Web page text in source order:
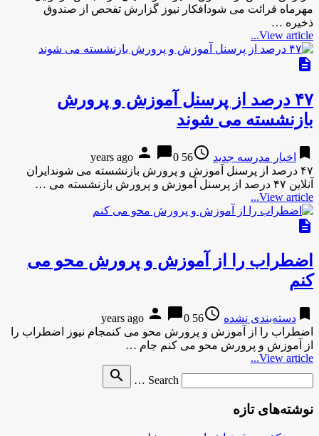
مهرماه قرائت می شودافکار نیوز گزارش تفحص از صندوق
ذخیره …
View article...
description
۴۷ درصد از پرسنل آموزش و پرورش
بازنشسته می شوند
bookmark اخبار مدرسه جدید access_time
56 years ago
person chat_bubble0
۴۷ درصد از پرسنل آموزش و پرورش بازنشسته می شوندایران
آنلاین ۴۷ درصد از پرسنل آموزش و پرورش بازنشسته می …
View article...
description
اضطراب را از آموزش و پرورش محو می
کنم
bookmark دسته‌بندی نشده access_time
56 years ago
person chat_bubble0
اضطراب را از آموزش و پرورش محو می کنمجام نیوز اضطراب را
از آموزش و پرورش محو می کنم جام …
View article...
Search …
search
نوشته‌های تازه